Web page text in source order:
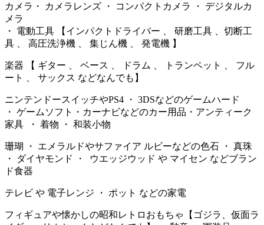
カメラ・ カメラレンズ ・ コンパクトカメラ ・ デジタルカ
メラ
・ 電動工具 【インパクトドライバー 、 研磨工具 、切断工
具 、 高圧洗浄機 、 集じん機 、 発電機 】
楽器 【 ギター 、 ベース 、 ドラム 、 トランペット 、 フル
ート 、 サックス などなんでも】
ニンテンドースイッチやPS4 ・ 3DSなどのゲームハード
・ ゲームソフト・カーナビなどのカー用品・アンティーク
家具 ・ 着物 ・ 和装小物
珊瑚 ・ エメラルドやサファイア ルビーなどの色石 ・ 真珠
・ ダイヤモンド ・ ウエッジウッド や マイセン などブラン
ド食器
テレビ や 電子レンジ ・ ポット などの家電
フィギュアや懐かしの昭和レトロおもちゃ【ゴジラ、仮面ラ